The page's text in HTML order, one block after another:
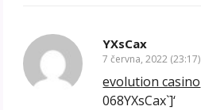
YXsCax
7 června, 2022 (23:17)
evolution casino
068YXsCax`]‘